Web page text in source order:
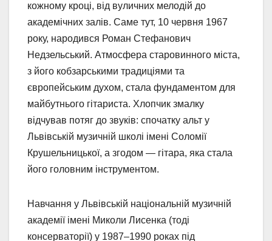
кожному кроці, від вуличних мелодій до
академічних залів. Саме тут, 10 червня 1967
року, народився Роман Стефанович
Недзельський. Атмосфера старовинного міста,
з його кобзарськими традиціями та
європейським духом, стала фундаментом для
майбутнього гітариста. Хлопчик змалку
відчував потяг до звуків: спочатку альт у
Львівській музичній школі імені Соломії
Крушельницької, а згодом — гітара, яка стала
його головним інструментом.
Навчання у Львівській національній музичній
академії імені Миколи Лисенка (тоді
консерваторії) у 1987–1990 роках під